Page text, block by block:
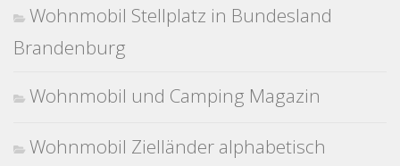
Wohnmobil Stellplatz in Bundesland
Brandenburg
Wohnmobil und Camping Magazin
Wohnmobil Zielländer alphabetisch